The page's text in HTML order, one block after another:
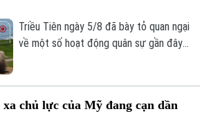
Triều Tiên ngày 5/8 đã bày tỏ quan ngại
về một số hoạt động quân sự gần đây
chủ lực của Mỹ đang cạn dần